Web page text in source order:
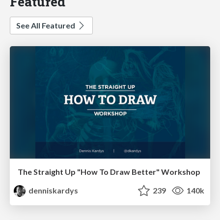
See All Featured
The Straight Up "How To Draw Better" Workshop
denniskardys
239 140k